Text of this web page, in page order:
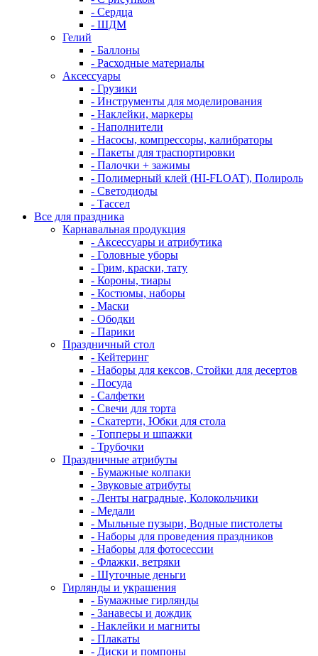
- Сердца
- ШДМ
Гелий
- Баллоны
- Расходные материалы
Аксессуары
- Грузики
- Инструменты для моделирования
- Наклейки, маркеры
- Наполнители
- Насосы, компрессоры, калибраторы
- Пакеты для траспортировки
- Палочки + зажимы
- Полимерный клей (HI-FLOAT), Полироль
- Светодиоды
- Тассел
Все для праздника
Карнавальная продукция
- Аксессуары и атрибутика
- Головные уборы
- Грим, краски, тату
- Короны, тиары
- Костюмы, наборы
- Маски
- Ободки
- Парики
Праздничный стол
- Кейтеринг
- Наборы для кексов, Стойки для десертов
- Посуда
- Салфетки
- Свечи для торта
- Скатерти, Юбки для стола
- Топперы и шпажки
- Трубочки
Праздничные атрибуты
- Бумажные колпаки
- Звуковые атрибуты
- Ленты наградные, Колокольчики
- Медали
- Мыльные пузыри, Водные пистолеты
- Наборы для проведения праздников
- Наборы для фотосессии
- Флажки, ветряки
- Шуточные деньги
Гирлянды и украшения
- Бумажные гирлянды
- Занавесы и дождик
- Наклейки и магниты
- Плакаты
- Диски и помпоны